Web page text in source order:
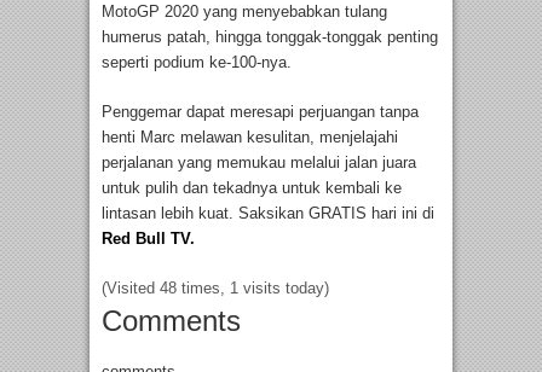
MotoGP 2020 yang menyebabkan tulang
humerus patah, hingga tonggak-tonggak penting
seperti podium ke-100-nya.
Penggemar dapat meresapi perjuangan tanpa
henti Marc melawan kesulitan, menjelajahi
perjalanan yang memukau melalui jalan juara
untuk pulih dan tekadnya untuk kembali ke
lintasan lebih kuat. Saksikan GRATIS hari ini di
Red Bull TV.
(Visited 48 times, 1 visits today)
Comments